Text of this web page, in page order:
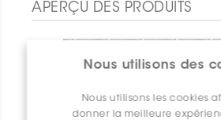
Nous utilisons des
Nous utilisons les cookies
donner la meilleure
APERÇU DES PRODUITS